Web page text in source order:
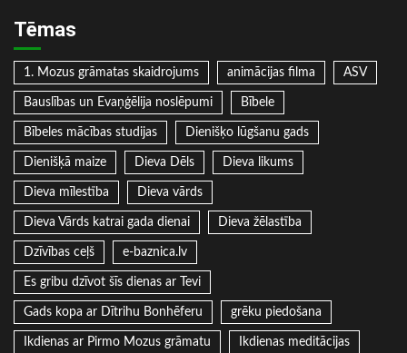
Tēmas
1. Mozus grāmatas skaidrojums animācijas filma ASV
Bauslības un Evaņģēlija noslēpumi Bībele
Bībeles mācības studijas Dienišķo lūgšanu gads
Dienišķā maize Dieva Dēls Dieva likums
Dieva mīlestība Dieva vārds
Dieva Vārds katrai gada dienai Dieva žēlastība
Dzīvības ceļš e-baznica.lv
Es gribu dzīvot šīs dienas ar Tevi
Gads kopa ar Dītrihu Bonhēferu grēku piedošana
Ikdienas ar Pirmo Mozus grāmatu Ikdienas meditācijas